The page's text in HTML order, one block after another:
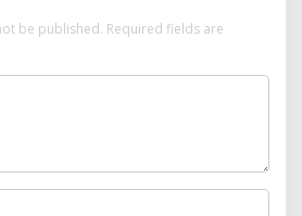
be published. Required fields are